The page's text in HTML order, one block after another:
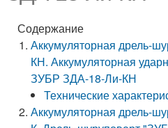
Содержание
Аккумуляторная дрель-
КН. Аккумуляторная
ЗУБР ЗДА-18-Ли-КН
Технические
Аккумуляторная дрель-